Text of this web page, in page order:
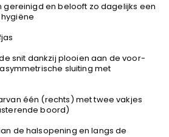
gereinigd en belooft zo dagelijks een
snit dankzij plooien aan de voor-
sluiting met
één (rechts) met twee vakjes
boord)
de halsopening en langs de